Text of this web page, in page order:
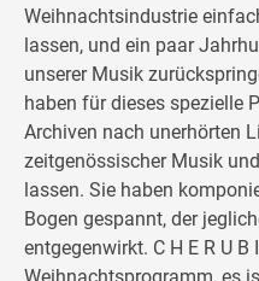
Weihnachtsindustrie
lassen, und ein paar
unserer Musik
haben für dieses spezielle
Archiven nach unerhörten
zeitgenössischer Musik
lassen. Sie haben
Bogen gespannt, der
entgegenwirkt. C H E R U